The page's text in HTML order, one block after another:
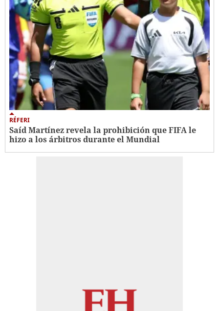
RÉFERI
Saíd Martínez revela la prohibición que FIFA le
hizo a los árbitros durante el Mundial